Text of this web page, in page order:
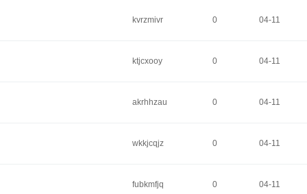
kvrzmivr 0 04-11
ktjcxooy 0 04-11
akrhhzau 0 04-11
wkkjcqjz 0 04-11
fubkmfjq 0 04-11